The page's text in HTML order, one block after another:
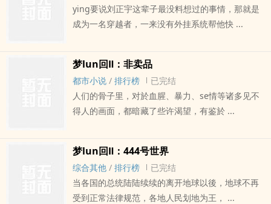
ying要说刘正宇这辈子最没料想过的事情，那就是
成为一名穿越者，一来没有外挂系统帮他快 ...
梦lun回Ⅱ：非卖品
都市小说 / 排行榜
已完结
人们的骨子里，对於血腥、暴力、se情等诸多见不
得人的画面，都暗藏了些许渴望，有鉴於 ...
梦lun回Ⅱ：444号世界
综合其他 / 排行榜
已完结
当各国的总统陆陆续续的离开地球以後，地球不再
受到正常法律规范，各地人民划地为王， ...